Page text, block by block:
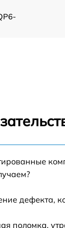
дефекта,
поломка,